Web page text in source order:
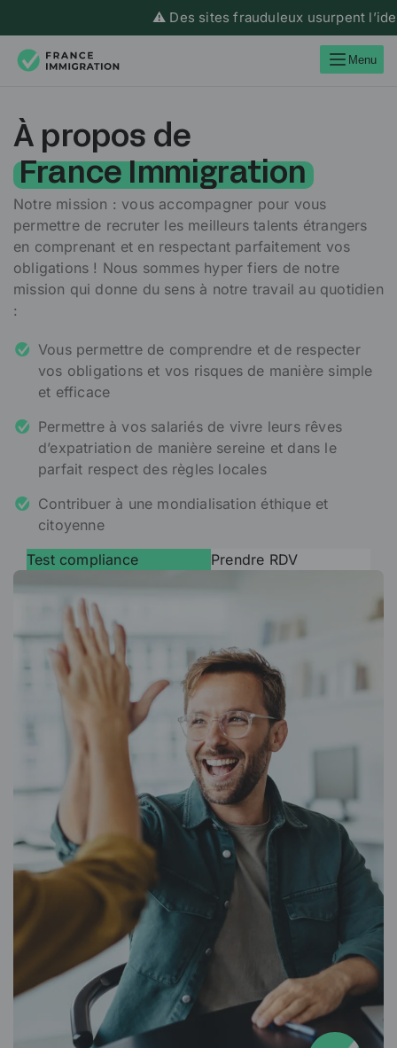
⚠️ Des sites frauduleux usurpent
Menu
À propos de
France Immigration
Notre mission : vous accompagner pour vous
permettre de recruter les meilleurs talents étrangers
en comprenant et en respectant parfaitement vos
obligations ! Nous sommes hyper fiers de notre
mission qui donne du sens à notre travail au quotidien
:
Vous permettre de comprendre et de respecter
vos obligations et vos risques de manière simple
et efficace
Permettre à vos salariés de vivre leurs rêves
d’expatriation de manière sereine et dans le
parfait respect des règles locales
Contribuer à une mondialisation éthique et
citoyenne
Test compliance
Prendre RDV